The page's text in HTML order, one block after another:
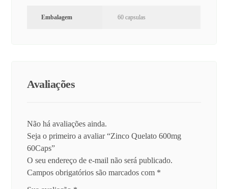
Embalagem 60 capsulas
Avaliações
Não há avaliações ainda.
Seja o primeiro a avaliar “Zinco Quelato 600mg
60Caps”
O seu endereço de e-mail não será publicado.
Campos obrigatórios são marcados com *